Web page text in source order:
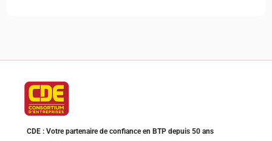
CDE : Votre partenaire de confiance en BTP depuis 50 ans